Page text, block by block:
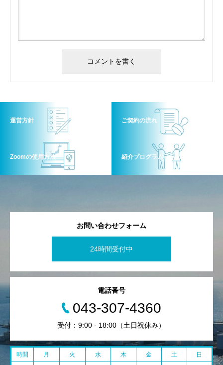
運営方針 ご契約の流れ
Zoomの使用方法 紹介プログラム
お問い合わせフォーム
24時間受付中
電話番号
043-307-4360
受付：9:00 - 18:00（土日祝休み）
時間 月 火 水 木 金 土 日